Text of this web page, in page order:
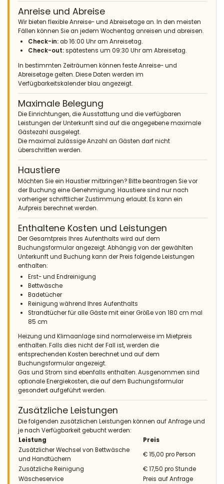
Anreise und Abreise
Wir bieten flexible Anreise- und Abreisetage an. In den meisten
Fällen können Sie an jedem Wochentag anreisen und abreisen.
Check-in: ab 16:00 Uhr am Anreisetag.
Check-out:spätestens um 09:30 Uhr am Abreisetag.
In bestimmten Zeiträumen können feste Anreise- und
Abreisetage gelten. Diese Daten werden im
Verfügbarkeitskalender blau angezeigt.
Maximale Belegung
Die Einrichtungen, die Ausstattung und die verfügbaren
Leistungen der Unterkunft sind auf die angegebene maximale
Gästezahl ausgelegt.
Die maximal zulässige Anzahl an Gästen darf nicht
überschritten werden.
Haustiere
Möchten Sie ein Haustier mitbringen? Bitte beantragen Sie vor
der Buchung eine Genehmigung. Haustiere sind nur nach
vorheriger schriftlicher Zustimmung erlaubt. Es kann ein
Aufpreis berechnet werden.
Enthaltene Kosten und Leistungen
Der Gesamtpreis Ihres Aufenthalts wird auf dem
Buchungsformular angezeigt. Abhängig von der gewählten
Unterkunft und Buchung kann der Preis folgende Leistungen
enthalten:
Erst- und Endreinigung
Bettwäsche
Badetücher
Reinigung während Ihres Aufenthalts
Strandtücher für alle Gäste mit einer Größe von 180 cm mal
85 cm
Heizung und Klimaanlage sind normalerweise im Mietpreis
enthalten. Falls dies nicht der Fall ist, werden die
entsprechenden Kosten berechnet und auf dem
Buchungsformular angezeigt.
Gas und Strom sind ebenfalls enthalten. Ausgenommen sind
optionale Energiekosten, die auf dem Buchungsformular
gesondert aufgeführt werden.
Zusätzliche Leistungen
Die folgenden zusätzlichen Leistungen können auf Anfrage und
je nach Verfügbarkeit gebucht werden:
Leistung
Preis
Zusätzlicher Wechsel von Bettwäsche
und Handtüchern
€ 15,00 pro Person
Zusätzliche Reinigung
€ 17,50 pro Stunde
Wäscheservice
Preis auf Anfrage